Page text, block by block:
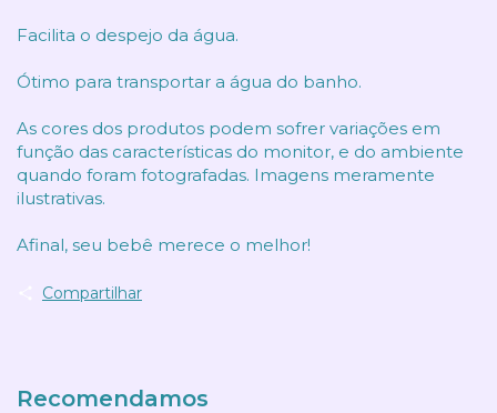
Facilita o despejo da água.
Ótimo para transportar a água do banho.
As cores dos produtos podem sofrer variações em
função das características do monitor, e do ambiente
quando foram fotografadas. Imagens meramente
ilustrativas.
Afinal, seu bebê merece o melhor!
Compartilhar
Recomendamos